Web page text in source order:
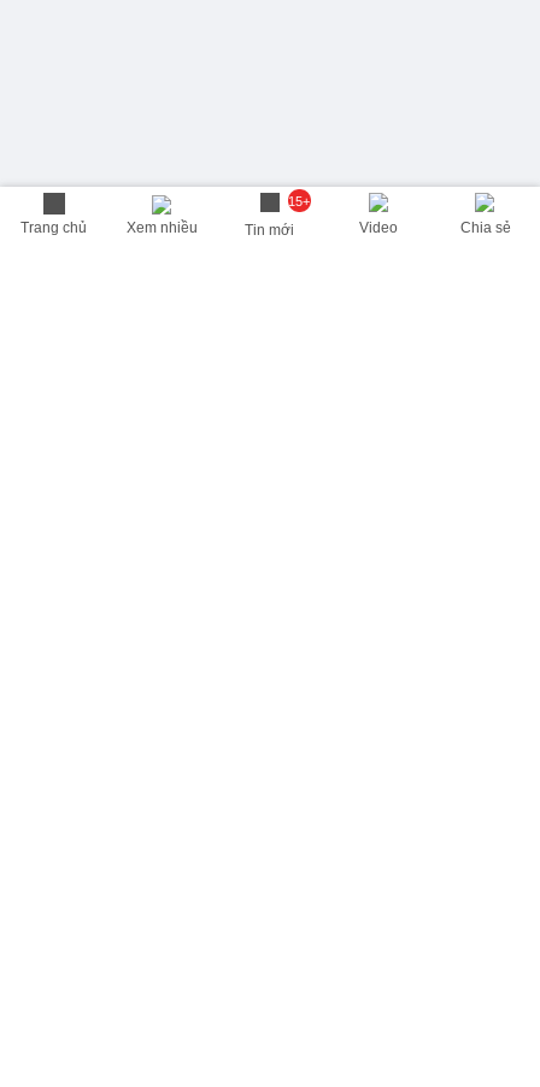
Trang chủ Xem nhiều
15+
Tin mới Video Chia sẻ